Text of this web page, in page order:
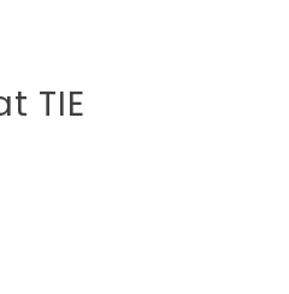
TIE